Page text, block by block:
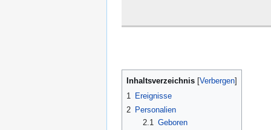
Inhaltsverzeichnis
1 Ereignisse
2 Personalien
2.1 Geboren